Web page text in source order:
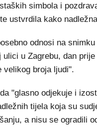
simbola i
ustvrdila kako
odnosi na
ulici u Zagrebu, dan
velikog broja ljudi".
"glasno odjekuje i
tijela koja su
a nisu se ogradili